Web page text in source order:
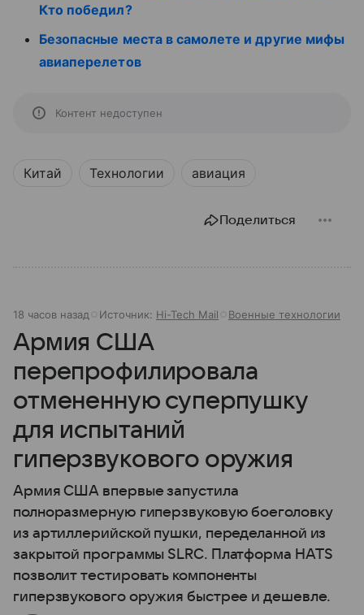
Кто победил?
Безопасные места в самолете и другие мифы
авиаперелетов
Контент недоступен
Китай Технологии авиация
Поделиться
18 часов назад Источник: Hi-Tech Mail Военные технологии
Армия США
перепрофилировала
отмененную суперпушку
для испытаний
гиперзвукового оружия
Армия США впервые запустила
полноразмерную гиперзвуковую боеголовку
из артиллерийской пушки, переделанной из
закрытой программы SLRC. Платформа HATS
позволит тестировать компоненты
гиперзвукового оружия быстрее и дешевле.